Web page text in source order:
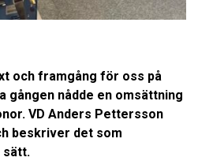
och framgång för oss på
gången nådde en omsättning
VD Anders Pettersson
beskriver det som
sätt.